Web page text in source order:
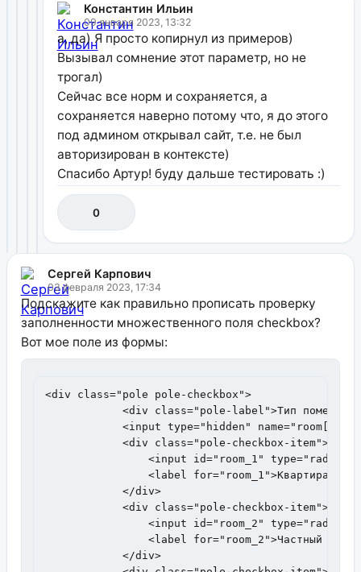
Константин Ильин
09 января 2023, 13:32
а, да) Я просто копирнул из примеров)
Вызывал сомнение этот параметр, но не
трогал)
Сейчас все норм и сохраняется, а
сохраняется наверно потому что, я до этого
под админом открывал сайт, т.е. не был
авторизирован в контексте)
Спасибо Артур! буду дальше тестировать :)
0
Сергей Карпович
03 февраля 2023, 17:34
Подскажите как правильно прописать проверку
заполненности множественного поля checkbox?
Вот мое поле из формы:
<div class="pole pole-checkbox">
<div class="pole-label">Тип
<input type="hidden" name="room[]"
            <div class="pole-checkbox-item">
<input id="room_1" type="radio"
<label for="room_1">Квартира</
            </div>
            <div class="pole-checkbox-item">
<input id="room_2" type="radio"
<label for="room_2">Частный
            </div>